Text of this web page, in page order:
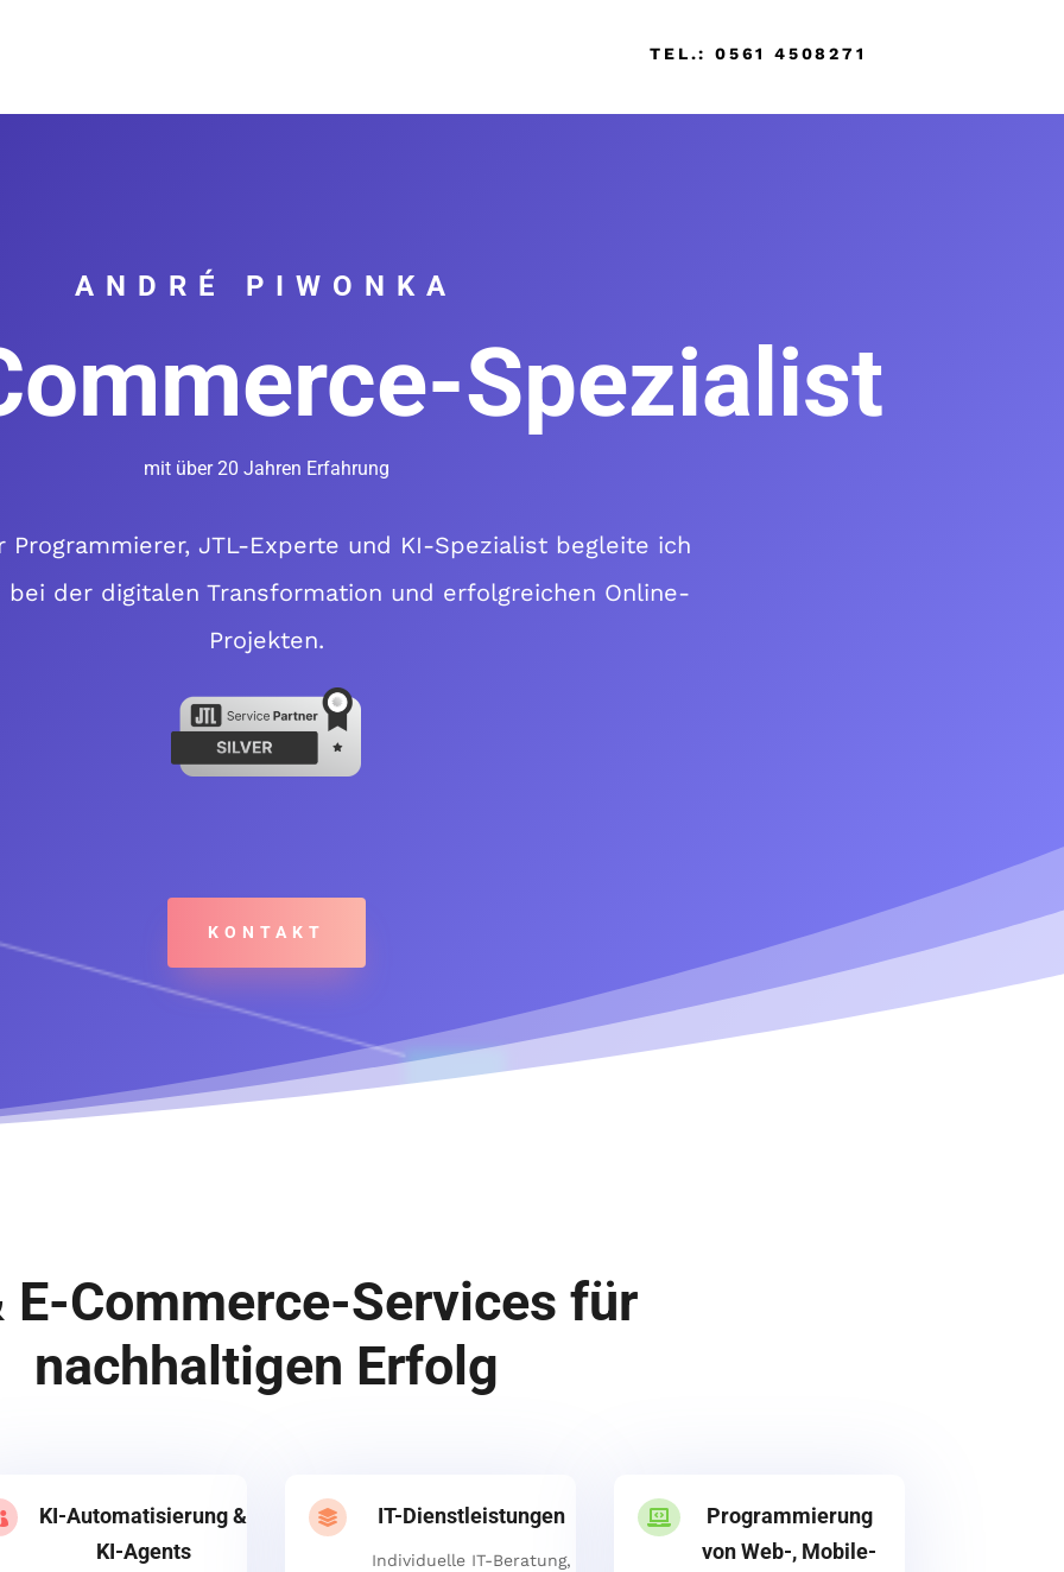
TEL.: 0561 4508271
ANDRÉ PIWONKA
Spezialist
mit über 20 Jahren Erfahrung
Programmierer, JTL-Experte und KI-Spezialist begleite ich
bei der digitalen Transformation und erfolgreichen Online-
Projekten.
KONTAKT
E-Commerce-Services für
nachhaltigen Erfolg
KI-Automatisierung &
KI-Agents
 IT-Dienstleistungen
Individuelle IT-Beratung,

Programmierung
von Web-, Mobile-